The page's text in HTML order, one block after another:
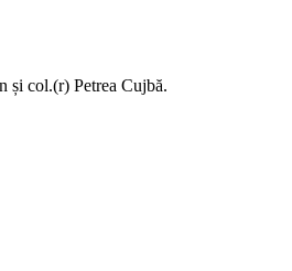
și col.(r) Petrea Cujbă.